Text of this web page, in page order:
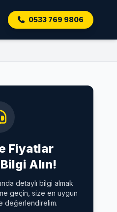
0533 769 9806
Fiyatlar
Alın!
detaylı bilgi almak
geçin, size en uygun
değerlendirelim.